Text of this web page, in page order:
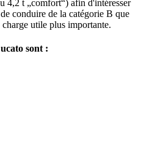
4,2 t „comfort“) afin d'intéresser
conduire de la catégorie B que
utile plus importante.
sont :